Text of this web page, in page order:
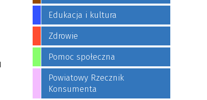
Edukacja i kultura
Zdrowie
Pomoc społeczna
Powiatowy Rzecznik
Konsumenta